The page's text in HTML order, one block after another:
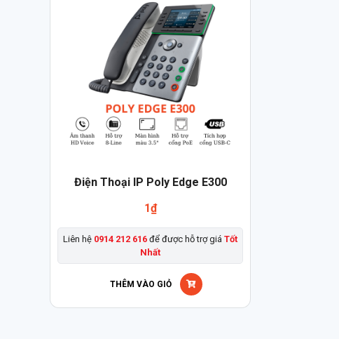
Điện Thoại IP Poly Edge E300
1₫
Liên hệ 0914 212 616 để được hỗ trợ giá Tốt
Nhất
THÊM VÀO GIỎ